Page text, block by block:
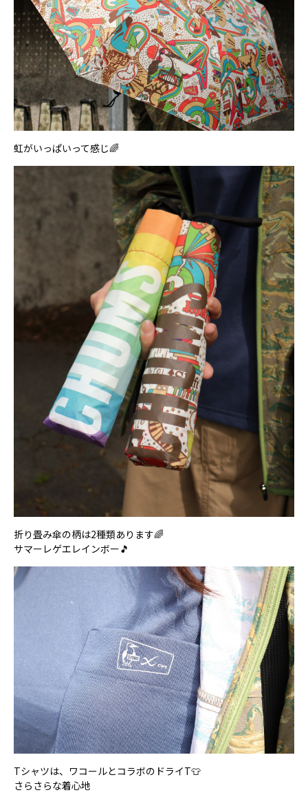
虹がいっぱいって感じ🌈
折り畳み傘の柄は2種類あります🌈
サマーレゲエレインボー🎵
Tシャツは、ワコールとコラボのドライT👕
さらさらな着心地